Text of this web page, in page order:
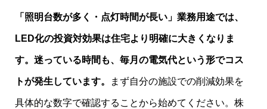
「照明台数が多く・点灯時間が長い」業務用途では、
LED化の投資対効果は住宅より明確に大きくなりま
す。迷っている時間も、毎月の電気代という形でコス
トが発生しています。 まず自分の施設での削減効果を
具体的な数字で確認することから始めてください。株